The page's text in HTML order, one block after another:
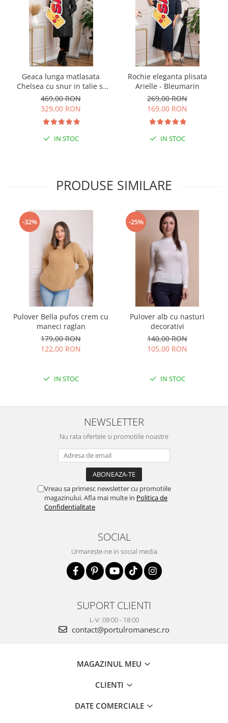
Geaca lunga matlasata
Chelsea cu snur in talie si
buzunare functionale -
Negru
469,00 RON
329,00 RON
IN STOC
Rochie eleganta plisata
Arielle - Bleumarin
269,00 RON
169,00 RON
IN STOC
PRODUSE SIMILARE
-32%
Pulover Bella pufos crem cu
maneci raglan
179,00 RON
122,00 RON
IN STOC
-25%
Pulover alb cu nasturi
decorativi
140,00 RON
105,00 RON
IN STOC
NEWSLETTER
Nu rata ofertele si promotiile noastre
Vreau sa primesc newsletter cu promotiile
magazinului. Afla mai multe in Politica de
Confidentialitate
SOCIAL
Urmareste-ne in social media
SUPORT CLIENTI
L-V: 09:00 - 18:00
contact@portulromanesc.ro
MAGAZINUL MEU
CLIENTI
DATE COMERCIALE